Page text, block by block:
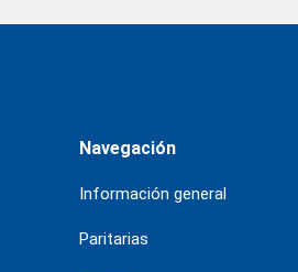
Navegación
Información general
Paritarias